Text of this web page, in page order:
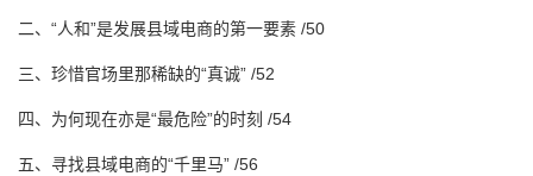
二、“人和”是发展县域电商的第一要素 /50
三、珍惜官场里那稀缺的“真诚” /52
四、为何现在亦是“最危险”的时刻 /54
五、寻找县域电商的“千里马” /56